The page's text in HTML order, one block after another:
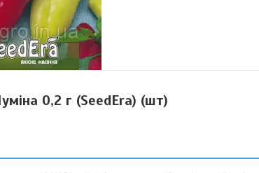
0,2 г (SeedEra) (шт)